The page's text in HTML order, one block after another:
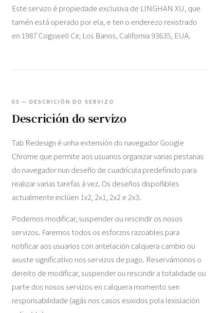
Este servizo é propiedade exclusiva de LINGHAN XU, que
tamén está operado por ela, e ten o enderezo rexistrado
en 1987 Cogswell Cir, Los Banos, California 93635, EUA.
03 — DESCRICIÓN DO SERVIZO
Descrición do servizo
Tab Redesign é unha extensión do navegador Google
Chrome que permite aos usuarios organizar varias pestanas
do navegador nun deseño de cuadrícula predefinido para
realizar varias tarefas á vez. Os deseños dispoñibles
actualmente inclúen 1x2, 2x1, 2x2 e 2x3.
Podemos modificar, suspender ou rescindir os nosos
servizos. Faremos todos os esforzos razoables para
notificar aos usuarios con antelación calquera cambio ou
axuste significativo nos servizos de pago. Reservámonos o
dereito de modificar, suspender ou rescindir a totalidade ou
parte dos nosos servizos en calquera momento sen
responsabilidade (agás nos casos esixidos pola lexislación